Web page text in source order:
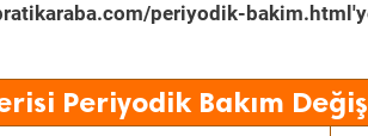
periyodik-
Periyodik Bakım